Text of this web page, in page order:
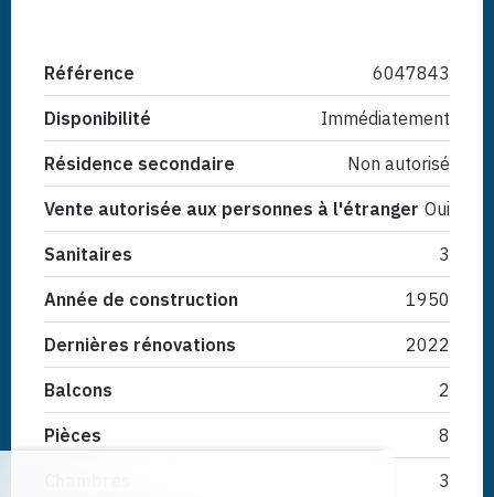
Référence 6047843
Disponibilité Immédiatement
Résidence secondaire Non autorisé
Vente autorisée aux personnes à l'étranger Oui
Sanitaires 3
Année de construction 1950
Dernières rénovations 2022
Balcons 2
Pièces 8
3